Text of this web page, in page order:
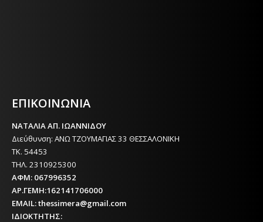
ΕΠΙΚΟΙΝΩΝΙΑ
ΝΑΤΑΛΙΑ ΑΠ. ΙΩΑΝΝΙΔΟΥ
Διεύθυνση: ΑΝΩ ΤΖΟΥΜΑΓΙΑΣ 33 ΘΕΣΣΑΛΟΝΙΚΗ
ΤΚ. 54453
ΤΗΛ. 2310925300
ΑΦΜ: 067996352
ΑΡ.ΓΕΜΗ:162141706000
EMAIL: thessimera@gmail.com
ΙΔΙΟΚΤΗΤΗΣ: